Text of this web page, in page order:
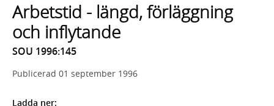
med
sökförslag
Arbetstid - längd, förläggning
och inflytande
SOU 1996:145
Publicerad 01 september 1996
Ladda ner: